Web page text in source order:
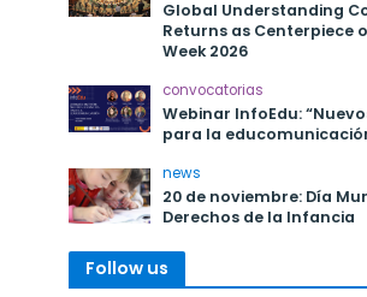
Global Understanding
Returns as Centerpiece
Week 2026
convocatorias
Webinar InfoEdu:
para la
news
20 de noviembre: Día
Derechos de la Infancia
Follow us